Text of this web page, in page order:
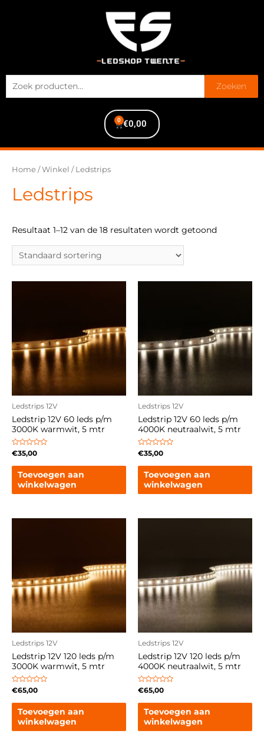
Zoeken
€0,00
0
Home /Winkel / Ledstrips
Ledstrips
Resultaat 1–12 van de 18 resultaten wordt getoond
Ledstrips 12V
Ledstrip 12V 60 leds p/m
3000K warmwit, 5 mtr
Gewaardeerd
uit
€35,00
Toevoegen aan
winkelwagen
Ledstrips 12V
Ledstrip 12V 60 leds p/m
4000K neutraalwit, 5 mtr
Gewaardeerd
uit
€35,00
Toevoegen aan
winkelwagen
Ledstrips 12V
Ledstrip 12V 120 leds p/m
3000K warmwit, 5 mtr
Gewaardeerd
uit
€65,00
Toevoegen aan
winkelwagen
Ledstrips 12V
Ledstrip 12V 120 leds p/m
4000K neutraalwit, 5 mtr
Gewaardeerd
uit
€65,00
Toevoegen aan
winkelwagen